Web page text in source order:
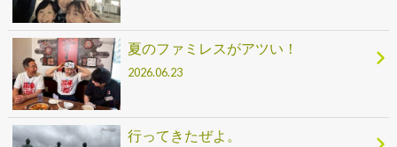
夏のファミレスがアツい！
2026.06.23
行ってきたぜよ。